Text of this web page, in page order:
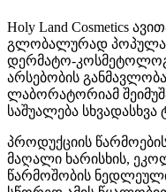
Holy Land Cosmetics
გლობალურად
დერმატო-
არსებობის
ლაბორატორიამ
საშუალება სხვადასხვა
პროდუქციის
მაღალი ხარისხის,
წარმოშობის